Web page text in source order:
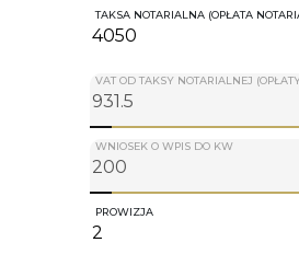
TAKSA NOTARIALNA (OPŁATA
VAT OD TAKSY NOTARIALNEJ
WNIOSEK O WPIS DO KW
PROWIZJA